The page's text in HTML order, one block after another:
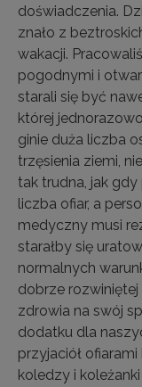
doświadczenia.
znało z
wakacji.
pogodnymi i
starali się być
której jednorazowo
ginie duża liczba
trzęsienia ziemi,
tak trudna, jak
liczba ofiar, a
medyczny musi
starałby się
normalnych
dobrze rozwiniętej
zdrowia na swój
dodatku dla
przyjaciół
koledzy i